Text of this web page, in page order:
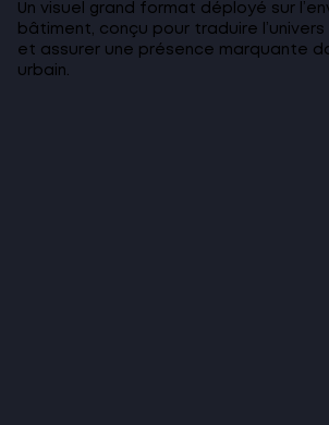
Un visuel grand format déployé sur
bâtiment, conçu pour traduire
et assurer une présence marquante
urbain.